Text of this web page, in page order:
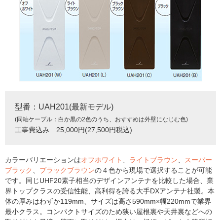
型番：UAH201(最新モデル)
(同軸ケーブル：白か黒の2色のうち、おすすめは外壁になじむ色)
工事費込み 25,000円(27,500円税込)
カラーバリエーションはオフホワイト ライトブラウン
スーパー
ブラック
ブラックブラウンの４色から現場で選択することが可能
です。同じUHF20素子相当のデザインアンテナを比較した場合、業
界トップクラスの受信性能、高利得を誇る大手DXアンテナ社製。本
体の厚みはわずか119mm、サイズは高さ590mm×幅220mmで業界
最小クラス。コンパクトサイズのため狭い屋根裏や天井裏などへの